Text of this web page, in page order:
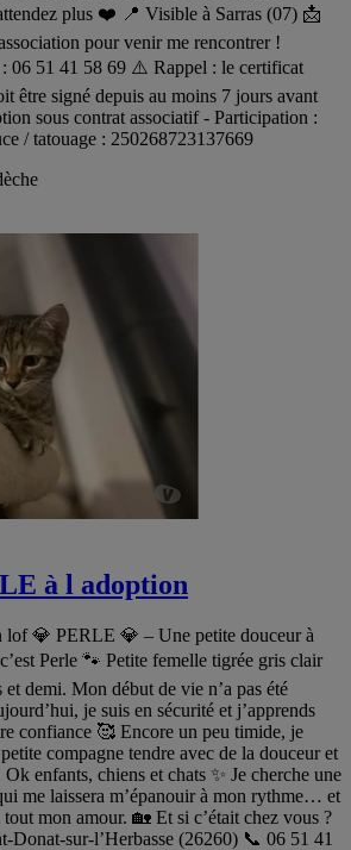
plus ❤️ 📍 Visible à Sarras (07) 📩
pour venir me rencontrer !
: 06 51 41 58 69 ⚠️ Rappel : le certificat
être signé depuis au moins 7 jours avant
sous contrat associatif - Participation :
/ tatouage : 250268723137669
à l adoption
lof 💎 PERLE 💎 – Une petite douceur à
Perle 🐾 Petite femelle tigrée gris clair
demi. Mon début de vie n’a pas été
je suis en sécurité et j’apprends
confiance 🥰 Encore un peu timide, je
compagne tendre avec de la douceur et
enfants, chiens et chats ✨ Je cherche une
me laissera m’épanouir à mon rythme… et
mon amour. 🏡 Et si c’était chez vous ?
Donat-sur-l’Herbasse (26260) 📞 06 51 41